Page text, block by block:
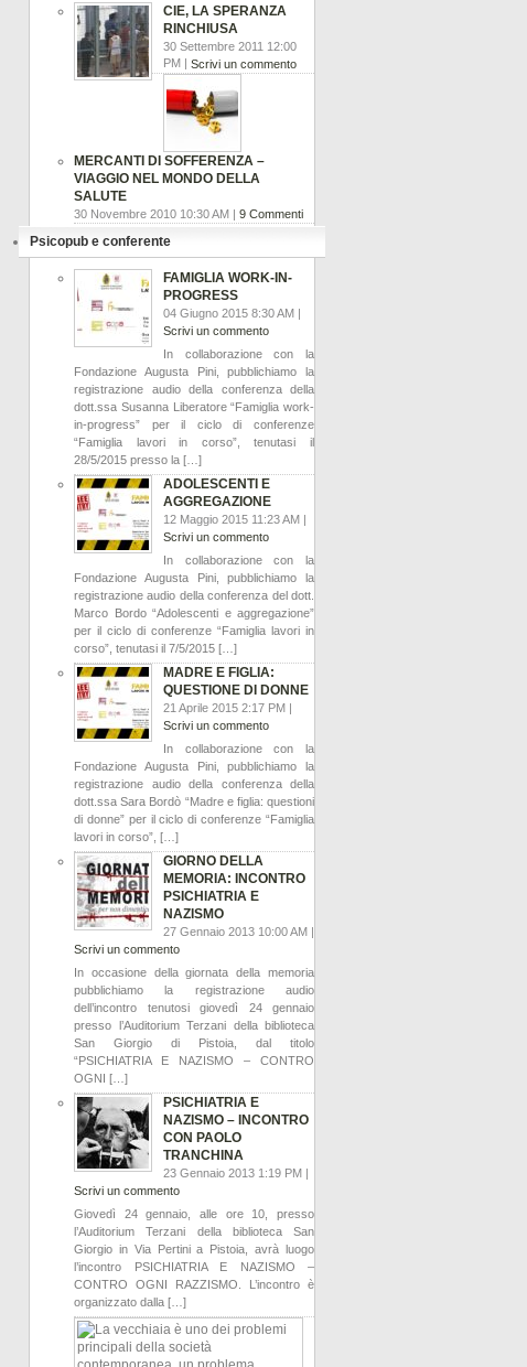
CIE, LA SPERANZA
RINCHIUSA
30 Settembre 2011 12:00
PM | Scrivi un commento
MERCANTI DI SOFFERENZA –
VIAGGIO NEL MONDO DELLA
SALUTE
30 Novembre 2010 10:30 AM | 9 Commenti
Psicopub e conferente
FAMIGLIA WORK-IN-
PROGRESS
04 Giugno 2015 8:30 AM |
Scrivi un commento
In collaborazione con la
Fondazione Augusta Pini, pubblichiamo la
registrazione audio della conferenza della
dott.ssa Susanna Liberatore “Famiglia work-
in-progress” per il ciclo di conferenze
“Famiglia lavori in corso”, tenutasi il
28/5/2015 presso la […]
ADOLESCENTI E
AGGREGAZIONE
12 Maggio 2015 11:23 AM |
Scrivi un commento
In collaborazione con la
Fondazione Augusta Pini, pubblichiamo la
registrazione audio della conferenza del dott.
Marco Bordo “Adolescenti e aggregazione”
per il ciclo di conferenze “Famiglia lavori in
corso”, tenutasi il 7/5/2015 […]
MADRE E FIGLIA:
QUESTIONE DI DONNE
21 Aprile 2015 2:17 PM |
Scrivi un commento
In collaborazione con la
Fondazione Augusta Pini, pubblichiamo la
registrazione audio della conferenza della
dott.ssa Sara Bordò “Madre e figlia: questioni
di donne” per il ciclo di conferenze “Famiglia
lavori in corso”, […]
GIORNO DELLA
MEMORIA: INCONTRO
PSICHIATRIA E
NAZISMO
27 Gennaio 2013 10:00 AM |
Scrivi un commento
In occasione della giornata della memoria
pubblichiamo la registrazione audio
dell’incontro tenutosi giovedì 24 gennaio
presso l’Auditorium Terzani della biblioteca
San Giorgio di Pistoia, dal titolo
“PSICHIATRIA E NAZISMO – CONTRO
OGNI […]
PSICHIATRIA E
NAZISMO – INCONTRO
CON PAOLO
TRANCHINA
23 Gennaio 2013 1:19 PM |
Scrivi un commento
Giovedì 24 gennaio, alle ore 10, presso
l’Auditorium Terzani della biblioteca San
Giorgio in Via Pertini a Pistoia, avrà luogo
l’incontro PSICHIATRIA E NAZISMO –
CONTRO OGNI RAZZISMO. L’incontro è
organizzato dalla […]